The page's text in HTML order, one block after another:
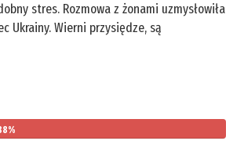
stres. Rozmowa z żonami uzmysłowiła
Ukrainy. Wierni przysiędze, są